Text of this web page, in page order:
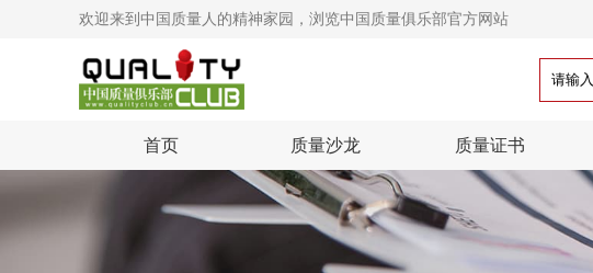
欢迎来到中国质量人的精神家园，浏览中国质量俱乐部官方网站
首页 质量沙龙 质量证书